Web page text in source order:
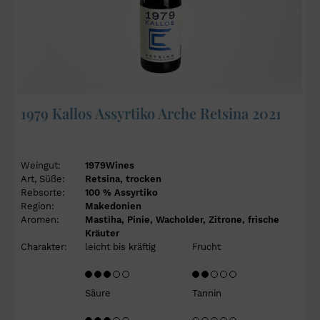
1979 Kallos Assyrtiko Arche Retsina 2021
Weingut:
1979Wines
Art, Süße:
Retsina, trocken
Rebsorte:
100 % Assyrtiko
Region:
Makedonien
Aromen:
Mastiha, Pinie, Wacholder, Zitrone, frische
Kräuter
Charakter:
leicht bis kräftig Frucht
Säure Tannin